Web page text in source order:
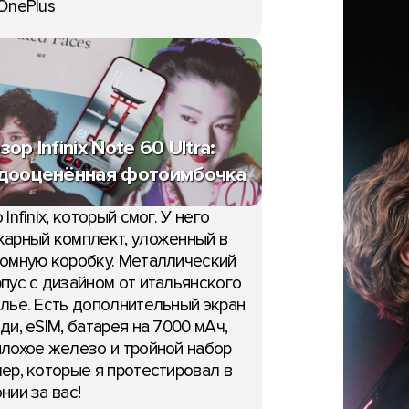
G56, G86 и G86
Infinix Note 60 Ultra:
фотоимбочка
Infinix, который смог. У него
комплект, уложенный в
коробку. Металлический
с дизайном от итальянского
Есть дополнительный экран
eSIM, батарея на 7000 мАч,
железо и тройной набор
которые я протестировал в
за вас!